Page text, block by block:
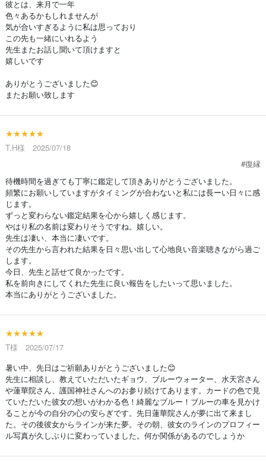
彼とは、来月で一年
色々あるかもしれませんが
気が合いすぎるように私は思っており
この先も一緒にいれるよう
先生またお話し聞いて頂けますと
嬉しいです
ありがとうございました😊
またお願い致します
★★★★★
T.H様 2025/07/18
#復縁
待機時間を過ぎても丁寧に鑑定して頂きありがとうございました。
頻繁にお願いしていますがタイミングが合わないと私には長ーい日々に感
じます。
ずっと変わらない鑑定結果を心から嬉しく感じます。
やはり私の名前は変わりそうですね。嬉しい。
先生は凄い、本当に凄いです。
その先生から言われた結果を日々思い出して心地良い音楽聴きながら過ご
します。
今日、先生と話せて良かったです。
私を前向きにしてくれた先生に良い報告をしたいって思いました。
本当にありがとうございました。
★★★★★
T様 2025/07/17
暑い中、先日はご祈願ありがとうございました😊
先生に相談し、教えていただいたギョウ、ブルーウォーター、水天宮さん
や蓮華院さん、護国神社さんへのお参り続けてあります。カードの色で見
ていただいた彼女の想いがわかる色！綺麗なブルー！ブルーの車を見かけ
ることが今の自分の心の安らぎです。先日蓮華院さんが夢に出て来まし
た。その後彼女からラインが来た夢。その朝、彼女のラインのプロフィー
ル写真が久しぶりに変わっていました。何か関係があるのでしょうか